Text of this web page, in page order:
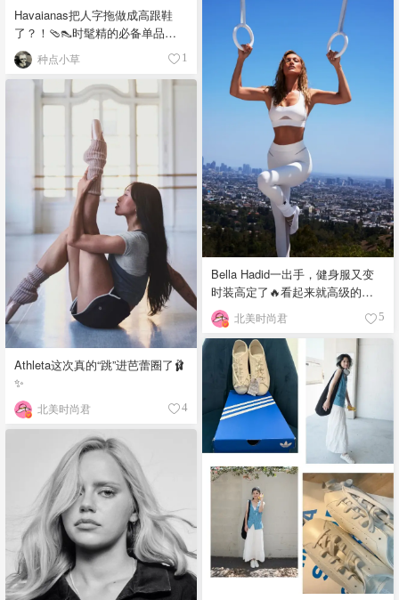
Havaianas把人字拖做成高跟鞋
了？！🩴👠时髦精的必备单品
吧！ 种点小草 1
Bella Hadid一出手，健身服又变
时装高定了🔥看起来就高级的不
行❣️ 北美时尚君 5
Athleta这次真的“跳”进芭蕾圈了🩰
✨
北美时尚君 4